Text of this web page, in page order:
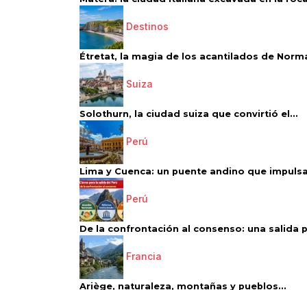
Destinos
Étretat, la magia de los acantilados de
Suiza
Solothurn, la ciudad suiza que convirtió el...
Perú
Lima y Cuenca: un puente andino que
Perú
De la confrontación al consenso: una salida
Francia
Ariège, naturaleza, montañas y pueblos...